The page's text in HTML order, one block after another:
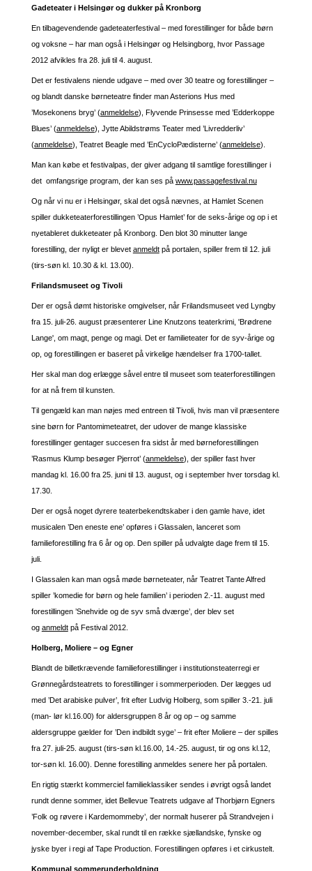
Gadeteater i Helsingør og dukker på Kronborg
En tilbagevendende gadeteaterfestival – med forestillinger for både børn
og voksne – har man også i Helsingør og Helsingborg, hvor Passage
2012 afvikles fra 28. juli til 4. august.
Det er festivalens niende udgave – med over 30 teatre og forestillinger –
og blandt danske børneteatre finder man Asterions Hus med
’Mosekonens bryg’ (anmeldelse), Flyvende Prinsesse med ’Edderkoppe
Blues’ (anmeldelse), Jytte Abildstrøms Teater med ’Livredderliv’
(anmeldelse), Teatret Beagle med ’EnCycloPædisterne’ (anmeldelse).
Man kan købe et festivalpas, der giver adgang til samtlige forestillinger i
det omfangsrige program, der kan ses på www.passagefestival.nu
Og når vi nu er i Helsingør, skal det også nævnes, at Hamlet Scenen
spiller dukketeaterforestillingen ’Opus Hamlet’ for de seks-årige og op i et
nyetableret dukketeater på Kronborg. Den blot 30 minutter lange
forestilling, der nyligt er blevet anmeldtpå portalen, spiller frem til 12. juli
(tirs-søn kl. 10.30 & kl. 13.00).
Frilandsmuseet og Tivoli
Der er også dømt historiske omgivelser, når Frilandsmuseet ved Lyngby
fra 15. juli-26. august præsenterer Line Knutzons teaterkrimi, 'Brødrene
Lange', om magt, penge og magi. Det er familieteater for de syv-årige og
op, og forestillingen er baseret på virkelige hændelser fra 1700-tallet.
Her skal man dog erlægge såvel entre til museet som teaterforestillingen
for at nå frem til kunsten.
Til gengæld kan man nøjes med entreen til Tivoli, hvis man vil præsentere
sine børn for Pantomimeteatret, der udover de mange klassiske
forestillinger gentager succesen fra sidst år med børneforestillingen
’Rasmus Klump besøger Pjerrot’ (anmeldelse), der spiller fast hver
mandag kl. 16.00 fra 25. juni til 13. august, og i september hver torsdag kl.
17.30.
Der er også noget dyrere teaterbekendtskaber i den gamle have, idet
musicalen ’Den eneste ene’ opføres i Glassalen, lanceret som
familieforestilling fra 6 år og op. Den spiller på udvalgte dage frem til 15.
juli.
I Glassalen kan man også møde børneteater, når Teatret Tante Alfred
spiller ’komedie for børn og hele familien’ i perioden 2.-11. august med
forestillingen ’Snehvide og de syv små dværge’, der blev set
og anmeldtpå Festival 2012.
Holberg, Moliere – og Egner
Blandt de billetkrævende familieforestillinger i institutionsteaterregi er
Grønnegårdsteatrets to forestillinger i sommerperioden. Der lægges ud
med ’Det arabiske pulver’, frit efter Ludvig Holberg, som spiller 3.-21. juli
(man- lør kl.16.00) for aldersgruppen 8 år og op – og samme
aldersgruppe gælder for ’Den indbildt syge’ – frit efter Moliere – der spilles
fra 27. juli-25. august (tirs-søn kl.16.00, 14.-25. august, tir og ons kl.12,
tor-søn kl. 16.00). Denne forestilling anmeldes senere her på portalen.
En rigtig stærkt kommerciel familieklassiker sendes i øvrigt også landet
rundt denne sommer, idet Bellevue Teatrets udgave af Thorbjørn Egners
’Folk og røvere i Kardemommeby’, der normalt huserer på Strandvejen i
november-december, skal rundt til en række sjællandske, fynske og
jyske byer i regi af Tape Production. Forestillingen opføres i et cirkustelt.
Kommunal sommerunderholdning